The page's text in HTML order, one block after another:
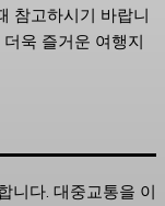
참고하시기 바랍니
욱 즐거운 여행지
니다. 대중교통을 이